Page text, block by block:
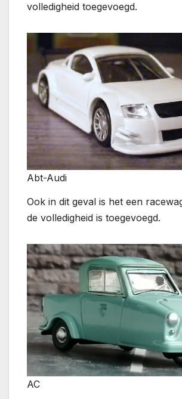
volledigheid toegevoegd.
Abt-Audi
Ook in dit geval is het een
de volledigheid is toegevoegd.
AC